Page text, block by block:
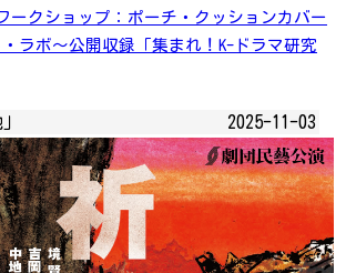
ークショップ：ポーチ・クッションカバー
・ラボ～公開収録「集まれ！K-ドラマ研究
2025-11-03